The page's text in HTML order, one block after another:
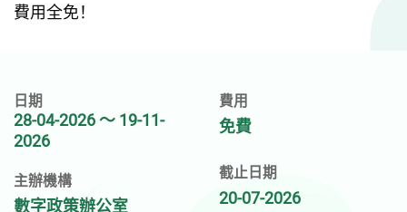
費用全免！
日期
28-04-2026 ～ 19-11-
2026
主辦機構
數字政策辦公室
費用
免費
截止日期
20-07-2026